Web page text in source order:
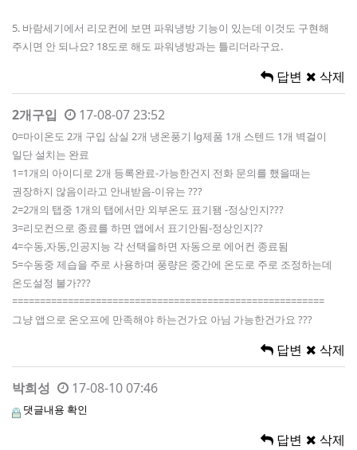
5. 바람세기에서 리모컨에 보면 파워냉방 기능이 있는데 이것도 구현해
주시면 안 되나요? 18도로 해도 파워냉방과는 틀리더라구요.
답변 삭제
2개구입 17-08-07 23:52
0=마이온도 2개 구입 삼실 2개 냉온풍기 lg제품 1개 스텐드 1개 벽걸이
일단 설치는 완료
1=1개의 아이디로 2개 등록완료-가능한건지 전화 문의를 했을때는
권장하지 않음이라고 안내받음-이유는 ???
2=2개의 탭중 1개의 탭에서만 외부온도 표기됌 -정상인지???
3=리모컨으로 종료를 하면 앱에서 표기안됨-정상인지??
4=수동,자동,인공지능 각 선택을하면 자동으로 에어컨 종료됨
5=수동중 제습을 주로 사용하며 풍량은 중간에 온도로 주로 조정하는데
온도설정 불가???
========================================================
그냥 앱으로 온오프에 만족해야 하는건가요 아님 가능한건가요 ???
답변 삭제
박희성 17-08-10 07:46
댓글내용 확인
답변 삭제